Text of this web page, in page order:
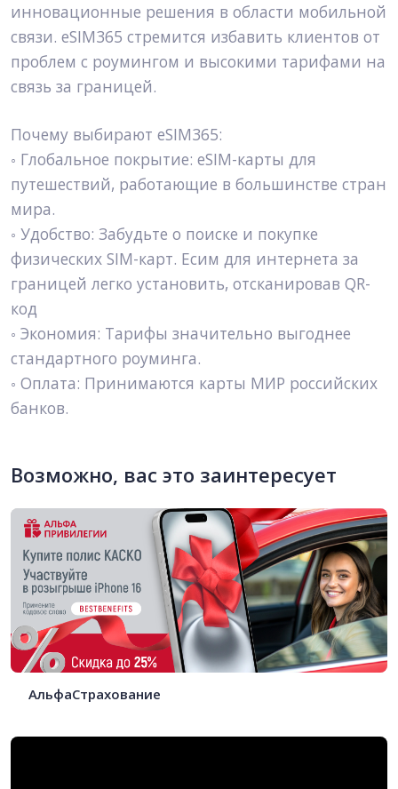
инновационные решения в области мобильной
связи. eSIM365 стремится избавить клиентов от
проблем с роумингом и высокими тарифами на
связь за границей.
Почему выбирают eSIM365:
◦ Глобальное покрытие: eSIM-карты для
путешествий, работающие в большинстве стран
мира.
◦ Удобство: Забудьте о поиске и покупке
физических SIM-карт. Есим для интернета за
границей легко установить, отсканировав QR-
код
◦ Экономия: Тарифы значительно выгоднее
стандартного роуминга.
◦ Оплата: Принимаются карты МИР российских
банков.
Возможно, вас это заинтересует
АльфаСтрахование